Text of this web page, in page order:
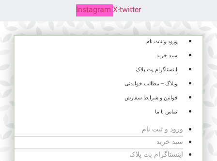
Instagram X-twitter
ورود و ثبت نام
سبد خرید
اینستاگرام پت پلاک
وبلاگ – مطالب خواندنی
قوانین و شرایط سفارش
تماس با ما
ورود و ثبت نام
سبد خرید
اینستاگرام پت پلاک